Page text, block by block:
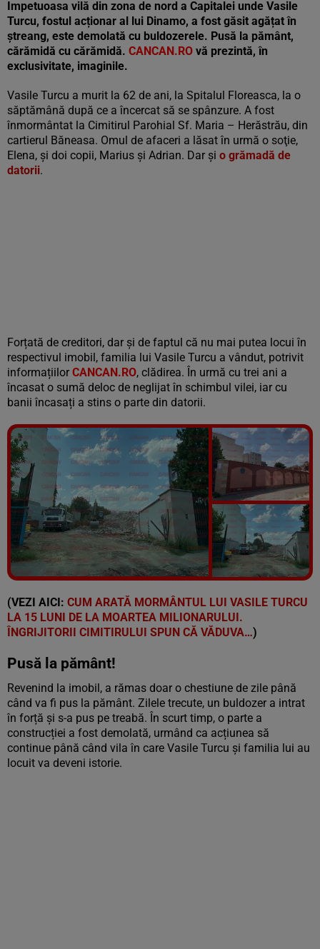
Impetuoasa vilă din zona de nord a Capitalei unde Vasile
Turcu, fostul acționar al lui Dinamo, a fost găsit agățat în
ștreang, este demolată cu buldozerele. Pusă la pământ,
cărămidă cu cărămidă. CANCAN.RO vă prezintă, în
exclusivitate, imaginile.
Vasile Turcu a murit la 62 de ani, la Spitalul Floreasca, la o
săptămână după ce a încercat să se spânzure. A fost
înmormântat la Cimitirul Parohial Sf. Maria – Herăstrău, din
cartierul Băneasa. Omul de afaceri a lăsat în urmă o soţie,
Elena, şi doi copii, Marius şi Adrian. Dar şi o grămadă de
datorii.
Forțată de creditori, dar și de faptul că nu mai putea locui în
respectivul imobil, familia lui Vasile Turcu a vândut, potrivit
informațiilor CANCAN.RO, clădirea. În urmă cu trei ani a
încasat o sumă deloc de neglijat în schimbul vilei, iar cu
banii încasați a stins o parte din datorii.
Vezi galeria foto
5 poze
(VEZI AICI: CUM ARATĂ MORMÂNTUL LUI VASILE TURCU
LA 15 LUNI DE LA MOARTEA MILIONARULUI.
ÎNGRIJITORII CIMITIRULUI SPUN CĂ VĂDUVA…)
Pusă la pământ!
Revenind la imobil, a rămas doar o chestiune de zile până
când va fi pus la pământ. Zilele trecute, un buldozer a intrat
în forță și s-a pus pe treabă. În scurt timp, o parte a
construcției a fost demolată, urmând ca acțiunea să
continue până când vila în care Vasile Turcu și familia lui au
locuit va deveni istorie.